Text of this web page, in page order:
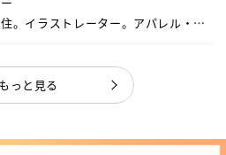
。イラストレーター。アパレル・キ
もっと見る